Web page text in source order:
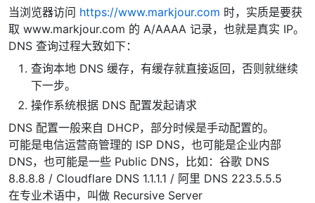
当浏览器访问 https://www.markjour.com 时，实质是要获
取 www.markjour.com 的 A/AAAA 记录，也就是真实 IP。
DNS 查询过程大致如下：
查询本地 DNS 缓存，有缓存就直接返回，否则就继续
下一步。
操作系统根据 DNS 配置发起请求
DNS 配置一般来自 DHCP，部分时候是手动配置的。
可能是电信运营商管理的 ISP DNS，也可能是企业内部
DNS，也可能是一些 Public DNS，比如：谷歌 DNS
8.8.8.8 / Cloudflare DNS 1.1.1.1 / 阿里 DNS 223.5.5.5
在专业术语中，叫做 Recursive Server